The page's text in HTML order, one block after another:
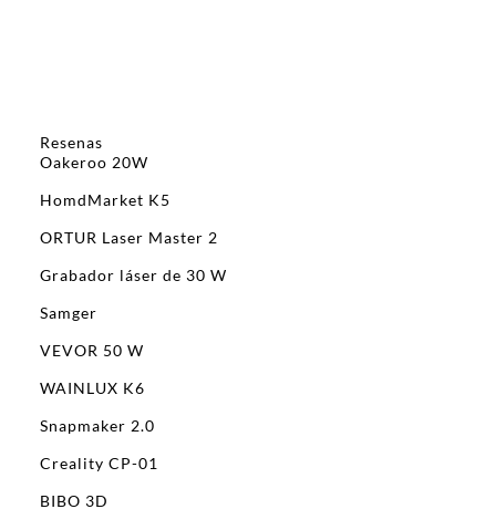
Resenas
Oakeroo 20W
HomdMarket K5
ORTUR Laser Master 2
Grabador láser de 30 W
Samger
VEVOR 50 W
WAINLUX K6
Snapmaker 2.0
Creality CP-01
BIBO 3D